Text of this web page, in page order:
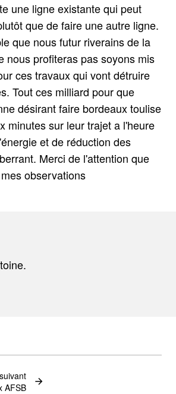
une ligne existante qui peut
que de faire une autre ligne.
que nous futur riverains de la
nous profiteras pas soyons mis
ces travaux qui vont détruire
Tout ces milliard pour que
désirant faire bordeaux toulise
minutes sur leur trajet a l'heure
et de réduction des
Merci de l'attention que
observations
AFSB